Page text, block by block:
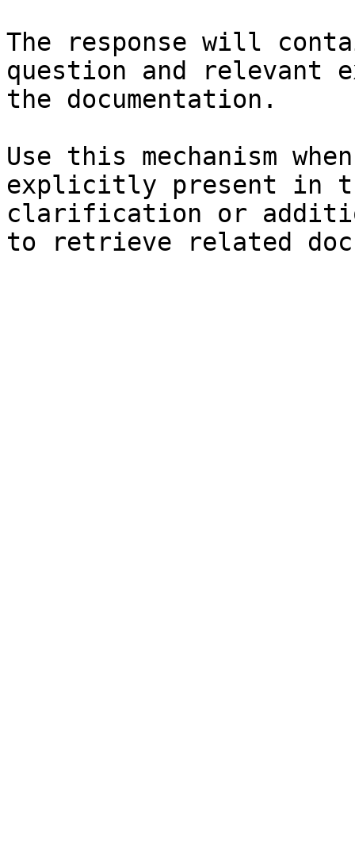
The response will
question and relevant
the documentation.
Use this mechanism
explicitly present in
clarification or